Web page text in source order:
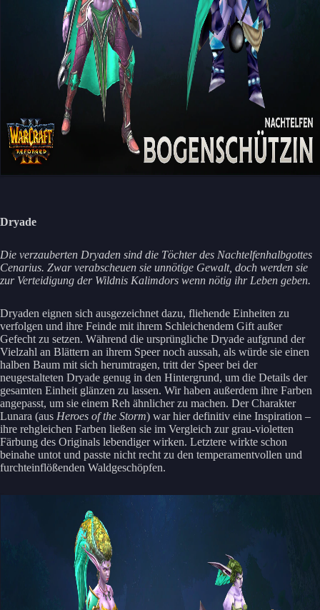
Dryade
Die verzauberten Dryaden sind die Töchter des Nachtelfenhalbgottes
Cenarius. Zwar verabscheuen sie unnötige Gewalt, doch werden sie
zur Verteidigung der Wildnis Kalimdors wenn nötig ihr Leben geben.
Dryaden eignen sich ausgezeichnet dazu, fliehende Einheiten zu
verfolgen und ihre Feinde mit ihrem Schleichendem Gift außer
Gefecht zu setzen. Während die ursprüngliche Dryade aufgrund der
Vielzahl an Blättern an ihrem Speer noch aussah, als würde sie einen
halben Baum mit sich herumtragen, tritt der Speer bei der
neugestalteten Dryade genug in den Hintergrund, um die Details der
gesamten Einheit glänzen zu lassen. Wir haben außerdem ihre Farben
angepasst, um sie einem Reh ähnlicher zu machen. Der Charakter
Lunara (aus Heroes of the Storm) war hier definitiv eine Inspiration –
ihre rehgleichen Farben ließen sie im Vergleich zur grau-violetten
Färbung des Originals lebendiger wirken. Letztere wirkte schon
beinahe untot und passte nicht recht zu den temperamentvollen und
furchteinflößenden Waldgeschöpfen.